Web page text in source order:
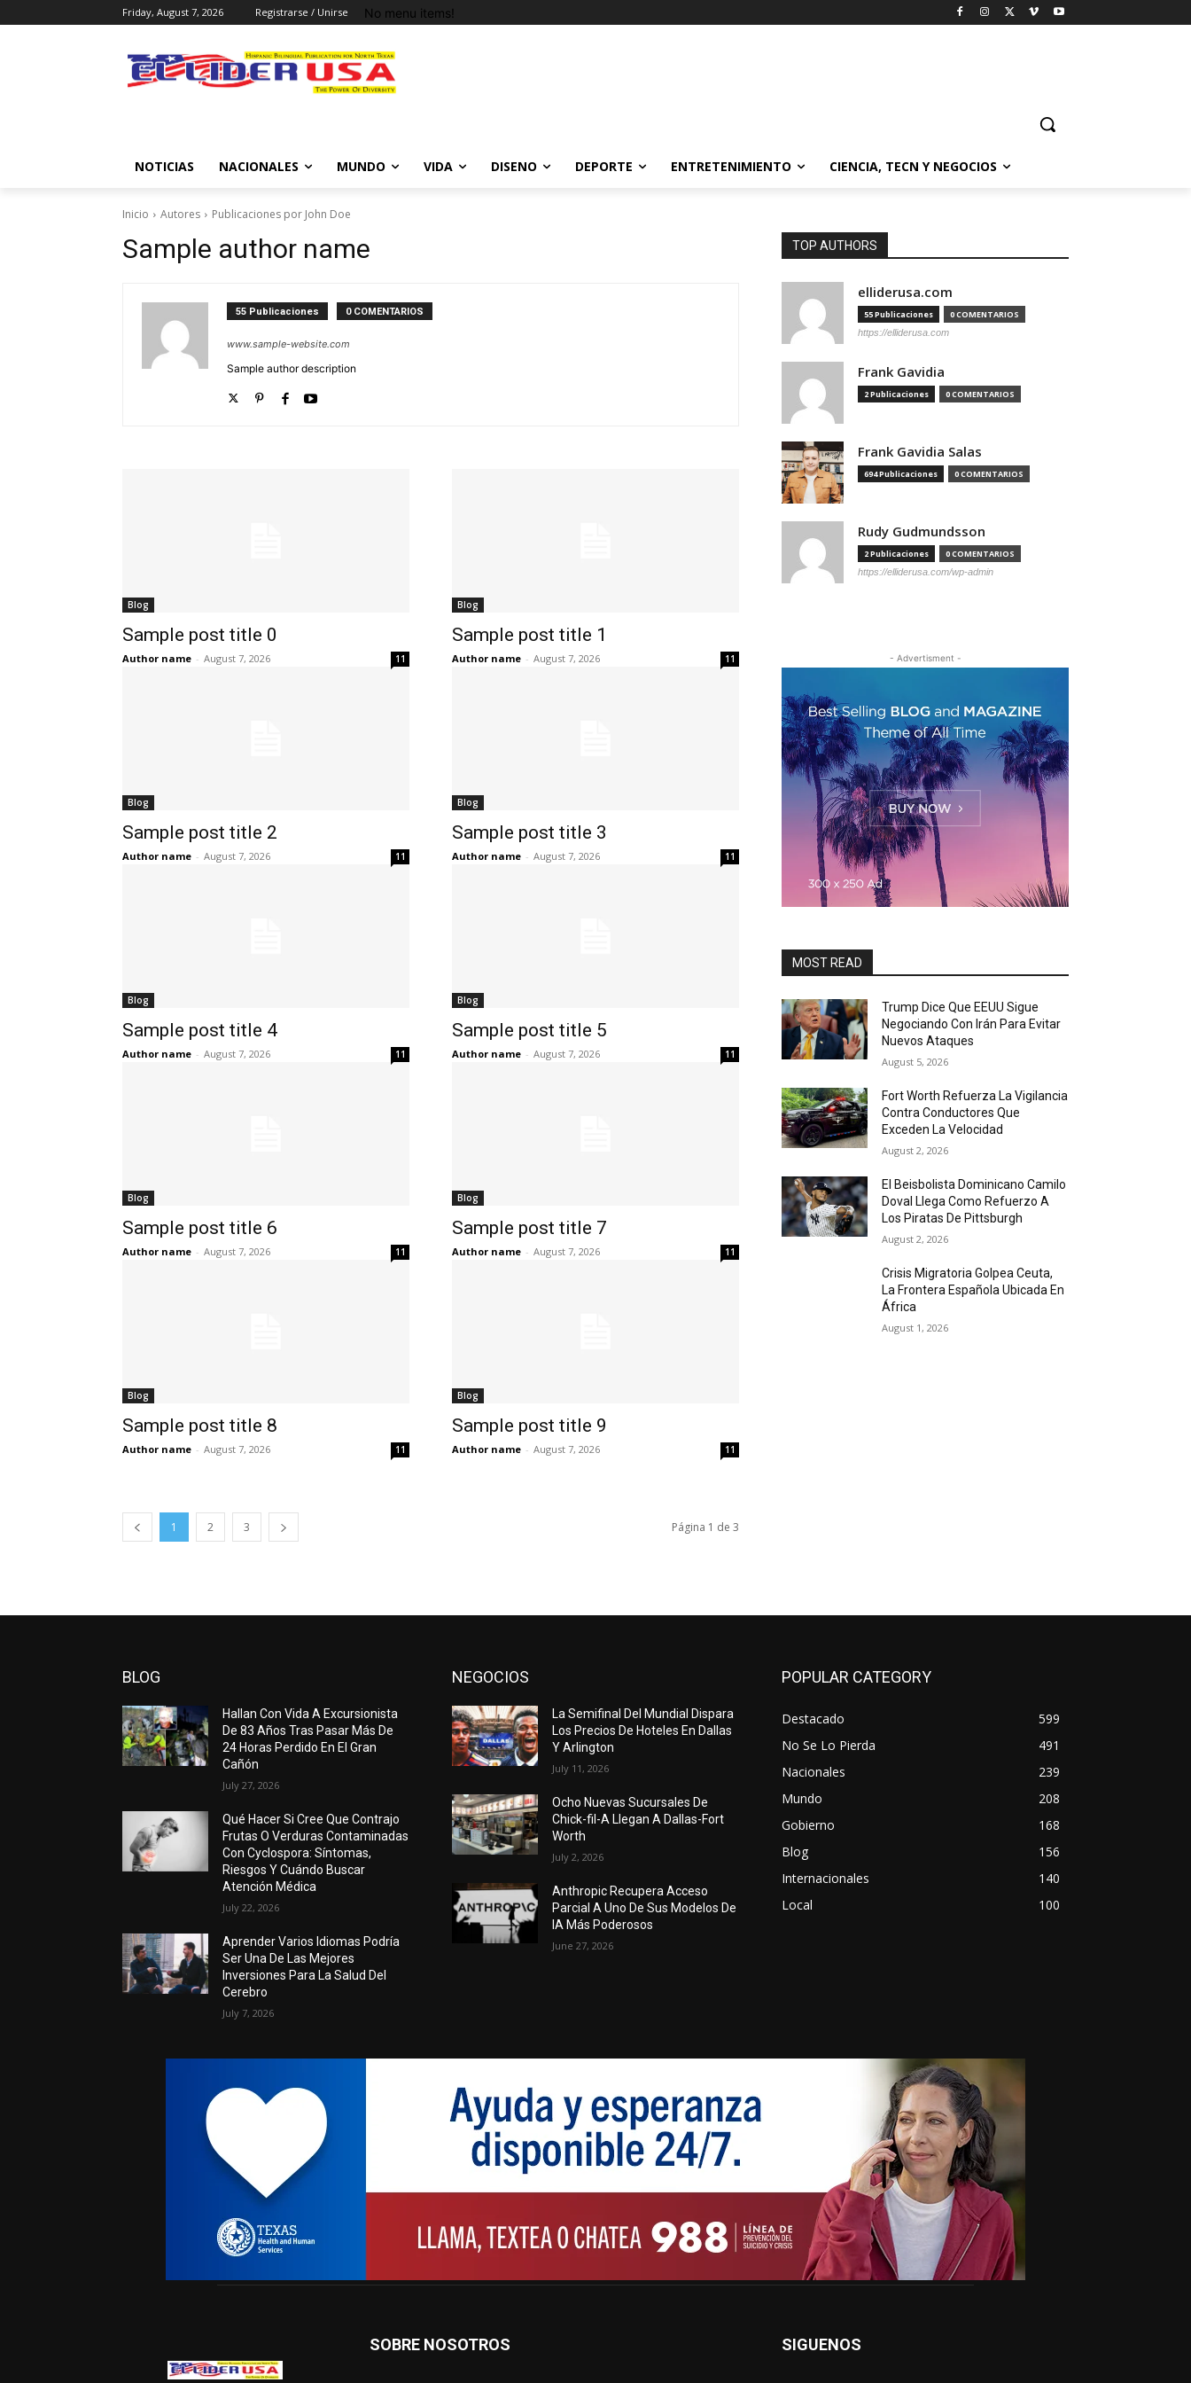
Friday, August 7, 2026 Registrarse / Unirse No menu items!
NOTICIAS NACIONALES MUNDO VIDA DISENO DEPORTE ENTRETENIMIENTO CIENCIA, TECN Y NEGOCIOS
Inicio Autores Publicaciones por John Doe
Sample author name
55 Publicaciones 0 COMENTARIOS
www.sample-website.com
Sample author description
Blog
Sample post title 0
Author name - August 7, 2026 11
Blog
Sample post title 1
Author name - August 7, 2026 11
Blog
Sample post title 2
Author name - August 7, 2026 11
Blog
Sample post title 3
Author name - August 7, 2026 11
Blog
Sample post title 4
Author name - August 7, 2026 11
Blog
Sample post title 5
Author name - August 7, 2026 11
Blog
Sample post title 6
Author name - August 7, 2026 11
Blog
Sample post title 7
Author name - August 7, 2026 11
Blog
Sample post title 8
Author name - August 7, 2026 11
Blog
Sample post title 9
Author name - August 7, 2026 11
1 2 3 Página 1 de 3
TOP AUTHORS
elliderusa.com
55 Publicaciones 0 COMENTARIOS
https://elliderusa.com
Frank Gavidia
2 Publicaciones 0 COMENTARIOS
Frank Gavidia Salas
694 Publicaciones 0 COMENTARIOS
Rudy Gudmundsson
2 Publicaciones 0 COMENTARIOS
https://elliderusa.com/wp-admin
- Advertisment -
MOST READ
Trump Dice Que EEUU Sigue
Negociando Con Irán Para Evitar
Nuevos Ataques
August 5, 2026
Fort Worth Refuerza La Vigilancia
Contra Conductores Que
Exceden La Velocidad
August 2, 2026
El Beisbolista Dominicano Camilo
Doval Llega Como Refuerzo A
Los Piratas De Pittsburgh
August 2, 2026
Crisis Migratoria Golpea Ceuta,
La Frontera Española Ubicada En
África
August 1, 2026
BLOG
Hallan Con Vida A Excursionista
De 83 Años Tras Pasar Más De
24 Horas Perdido En El Gran
Cañón
July 27, 2026
Qué Hacer Si Cree Que Contrajo
Frutas O Verduras Contaminadas
Con Cyclospora: Síntomas,
Riesgos Y Cuándo Buscar
Atención Médica
July 22, 2026
Aprender Varios Idiomas Podría
Ser Una De Las Mejores
Inversiones Para La Salud Del
Cerebro
July 7, 2026
NEGOCIOS
La Semifinal Del Mundial Dispara
Los Precios De Hoteles En Dallas
Y Arlington
July 11, 2026
Ocho Nuevas Sucursales De
Chick-fil-A Llegan A Dallas-Fort
Worth
July 2, 2026
Anthropic Recupera Acceso
Parcial A Uno De Sus Modelos De
IA Más Poderosos
June 27, 2026
POPULAR CATEGORY
Destacado
599
No Se Lo Pierda
491
Nacionales
239
Mundo
208
Gobierno
168
Blog
156
Internacionales
140
Local
100
SOBRE NOSOTROS SIGUENOS